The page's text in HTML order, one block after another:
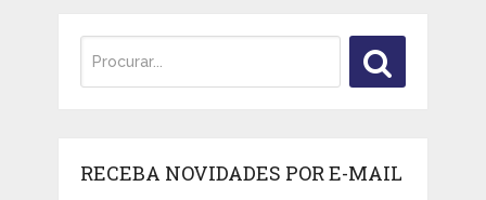
RECEBA NOVIDADES POR E-MAIL